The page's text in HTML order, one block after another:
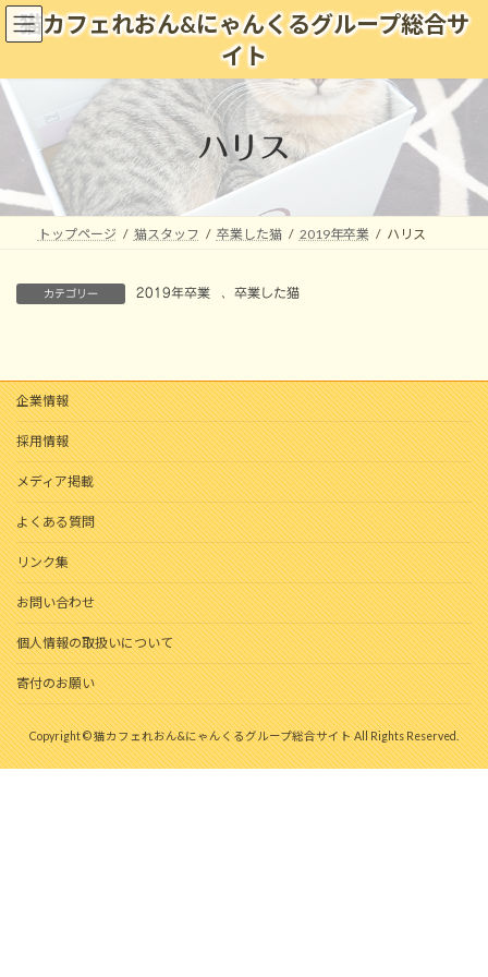
コ
ン
ン
ツ
へ
ッ
プ
ナ
ビ
ー
シ
ョ
移
動
猫カフェれおん&にゃんくるグループ総合サ
イト
ハリス
トップページ 猫スタッフ 卒業した猫 2019年卒業 ハリス
カテゴリー 2019年卒業 卒業した猫
企業情報
採用情報
メディア掲載
よくある質問
リンク集
お問い合わせ
個人情報の取扱いについて
寄付のお願い
Copyright © 猫カフェれおん&にゃんくるグループ総合サイト All Rights Reserved.